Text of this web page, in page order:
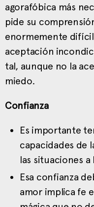
agorafóbica más
pide su
enormemente
aceptación
tal, aunque no la
miedo.
Confianza
Es importante
capacidades de
las situaciones
Esa confianza
amor implica fe